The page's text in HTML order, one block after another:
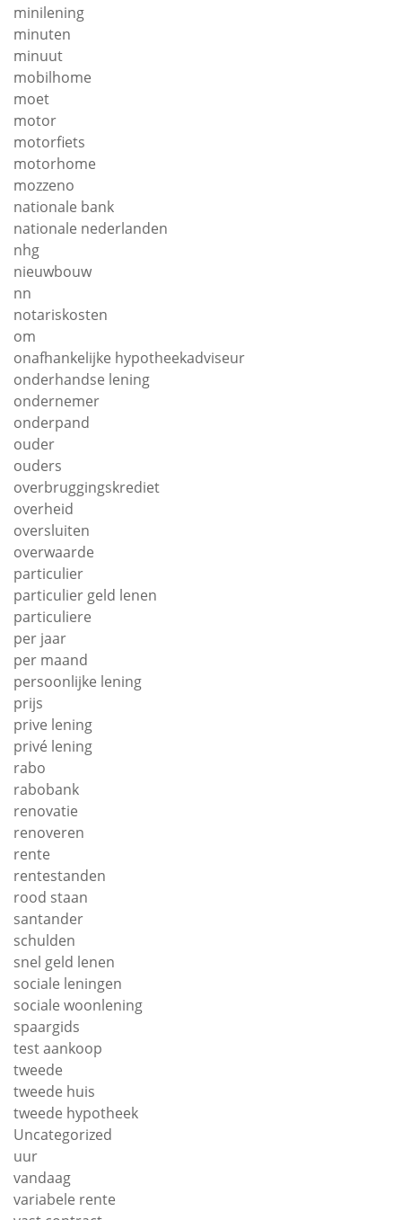
minilening
minuten
minuut
mobilhome
moet
motor
motorfiets
motorhome
mozzeno
nationale bank
nationale nederlanden
nhg
nieuwbouw
nn
notariskosten
om
onafhankelijke hypotheekadviseur
onderhandse lening
ondernemer
onderpand
ouder
ouders
overbruggingskrediet
overheid
oversluiten
overwaarde
particulier
particulier geld lenen
particuliere
per jaar
per maand
persoonlijke lening
prijs
prive lening
privé lening
rabo
rabobank
renovatie
renoveren
rente
rentestanden
rood staan
santander
schulden
snel geld lenen
sociale leningen
sociale woonlening
spaargids
test aankoop
tweede
tweede huis
tweede hypotheek
Uncategorized
uur
vandaag
variabele rente